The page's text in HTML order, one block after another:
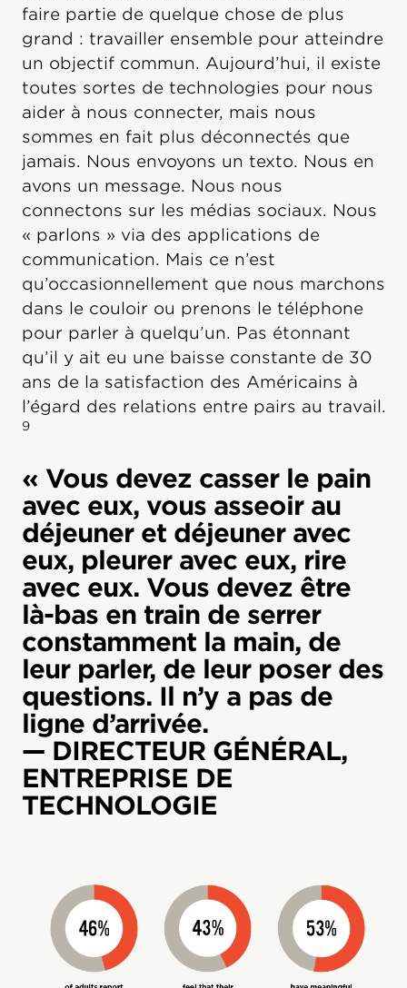
faire partie de quelque chose de plus
grand : travailler ensemble pour atteindre
un objectif commun. Aujourd’hui, il existe
toutes sortes de technologies pour nous
aider à nous connecter, mais nous
sommes en fait plus déconnectés que
jamais. Nous envoyons un texto. Nous en
avons un message. Nous nous
connectons sur les médias sociaux. Nous
« parlons » via des applications de
communication. Mais ce n’est
qu’occasionnellement que nous marchons
dans le couloir ou prenons le téléphone
pour parler à quelqu’un. Pas étonnant
qu’il y ait eu une baisse constante de 30
ans de la satisfaction des Américains à
l’égard des relations entre pairs au travail.
9
« Vous devez casser le pain
avec eux, vous asseoir au
déjeuner et déjeuner avec
eux, pleurer avec eux, rire
avec eux. Vous devez être
là-bas en train de serrer
constamment la main, de
leur parler, de leur poser des
questions. Il n’y a pas de
ligne d’arrivée.
— DIRECTEUR GÉNÉRAL,
ENTREPRISE DE
TECHNOLOGIE